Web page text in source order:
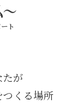
ト
たが
つくる場所